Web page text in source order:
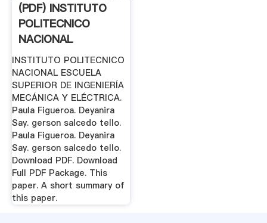
(PDF) INSTITUTO
POLITECNICO
NACIONAL
ESCUELA
SUPERIOR DE ...
INSTITUTO POLITECNICO
NACIONAL ESCUELA
SUPERIOR DE INGENIERÍA
MECÁNICA Y ELÉCTRICA.
Paula Figueroa. Deyanira
Say. gerson salcedo tello.
Paula Figueroa. Deyanira
Say. gerson salcedo tello.
Download PDF. Download
Full PDF Package. This
paper. A short summary of
this paper.